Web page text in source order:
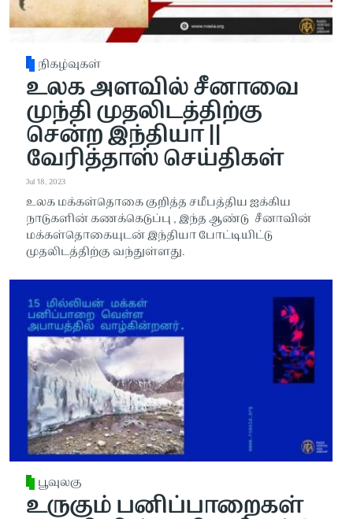
நிகழ்வுகள்
உலக அளவில் சீனாவை
முந்தி முதலிடத்திற்கு
சென்ற இந்தியா ||
வேரித்தாஸ் செய்திகள்
Jul 18, 2023
உலக மக்கள்தொகை குறித்த சமீபத்திய ஐக்கிய
நாடுகளின் கணக்கெடுப்பு , இந்த ஆண்டு சீனாவின்
மக்கள்தொகையுடன் இந்தியா போட்டியிட்டு
முதலிடத்திற்கு வந்துள்ளது.
பூவுலகு
உருகும் பனிப்பாறைகள்